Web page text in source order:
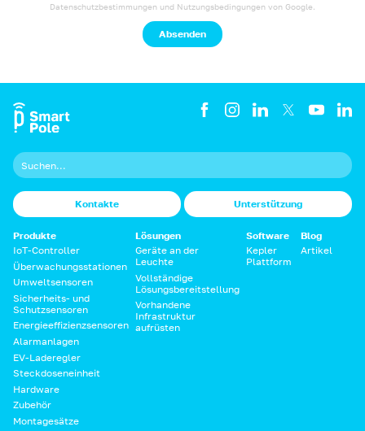
Datenschutzbestimmungen und Nutzungsbedingungen von Google.
Absenden
Kontakte Unterstützung
Produkte
IoT-Controller
Überwachungsstationen
Umweltsensoren
Sicherheits- und
Schutzsensoren
Energieeffizienzsensoren
Alarmanlagen
EV-Laderegler
Steckdoseneinheit
Hardware
Zubehör
Montagesätze
Lösungen
Geräte an der
Leuchte
Vollständige
Lösungsbereitstellung
Vorhandene
Infrastruktur
aufrüsten
Software
Kepler
Plattform
Blog
Artikel